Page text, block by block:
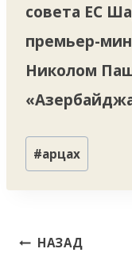
совета ЕС
премьер-
Николом
Метки
записи:
#арцах
НАЗАД